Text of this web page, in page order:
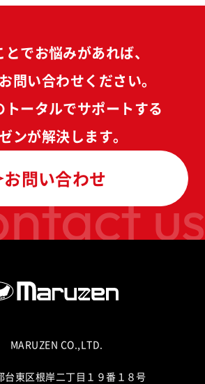
us
でお悩みがあれば、
問い合わせください。
トータルでサポートする
ンが解決します。
お問い合わせ
CO.,LTD.
東区根岸二丁目１９番１８号